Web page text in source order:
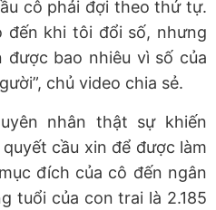
cô phải đợi theo thứ tự.
đến khi tôi đổi số, nhưng
bao nhiêu vì số của
chủ video chia sẻ.
nhân thật sự khiến
cầu xin để được làm
đích của cô đến ngân
tuổi của con trai là 2.185